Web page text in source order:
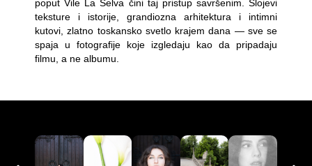
poput Vile La Selva čini taj pristup savršenim. Slojevi
teksture i istorije, grandiozna arhitektura i intimni
kutovi, zlatno toskansko svetlo krajem dana — sve se
spaja u fotografije koje izgledaju kao da pripadaju
filmu, a ne albumu.